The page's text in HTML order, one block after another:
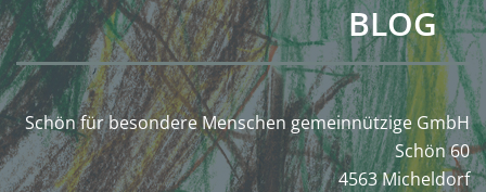
BLOG
Schön für besondere Menschen gemeinnützige GmbH
Schön 60
4563 Micheldorf